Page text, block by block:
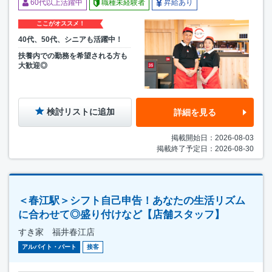
60代以上活躍中 職種未経験者 昇給あり
ここがオススメ！
40代、50代、シニアも活躍中！
扶養内での勤務を希望される方も
大歓迎◎
検討リストに追加 詳細を見る
掲載開始日：2026-08-03
掲載終了予定日：2026-08-30
＜春江駅＞シフト自己申告！あなたの生活リズム
に合わせて◎盛り付けなど【店舗スタッフ】
すき家 福井春江店
アルバイト・パート 接客